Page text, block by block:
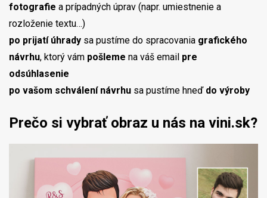
fotografie a prípadných úprav (napr. umiestnenie a
rozloženie textu…)
po prijatí úhrady sa pustíme do spracovania grafického
návrhu, ktorý vám pošleme na váš email pre
odsúhlasenie
po vašom schválení návrhu sa pustíme hneď do výroby
Prečo si vybrať obraz u nás na vini.sk?